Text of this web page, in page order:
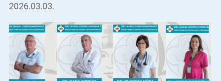
2026.03.03.